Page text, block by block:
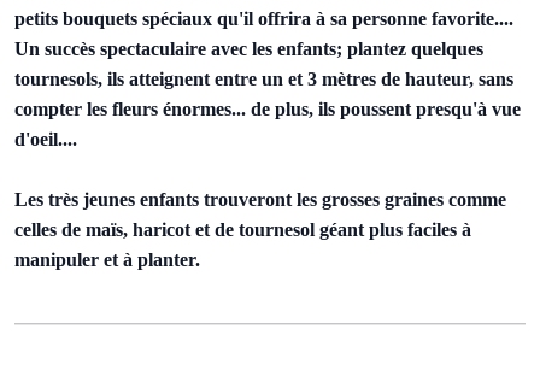
petits bouquets spéciaux qu'il offrira à sa personne favorite....
Un succès spectaculaire avec les enfants; plantez quelques
tournesols, ils atteignent entre un et 3 mètres de hauteur, sans
compter les fleurs énormes... de plus, ils poussent presqu'à vue
d'oeil....
Les très jeunes enfants trouveront les grosses graines comme
celles de maïs, haricot et de tournesol géant plus faciles à
manipuler et à planter.